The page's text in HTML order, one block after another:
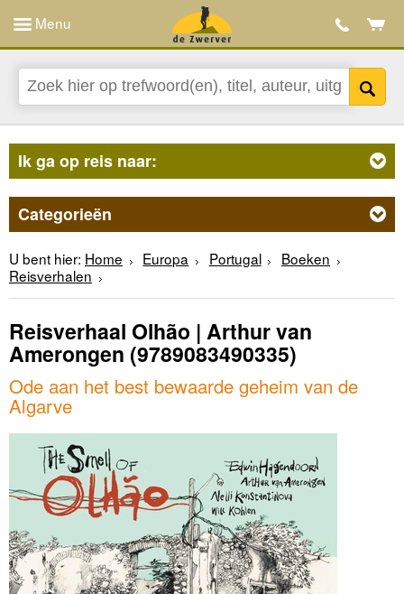
Menu
Ik ga op reis naar:
Categorieën
U bent hier: Home Europa Portugal
Boeken
Reisverhalen
Reisverhaal Olhão | Arthur van
Amerongen (9789083490335)
Ode aan het best bewaarde geheim van de
Algarve